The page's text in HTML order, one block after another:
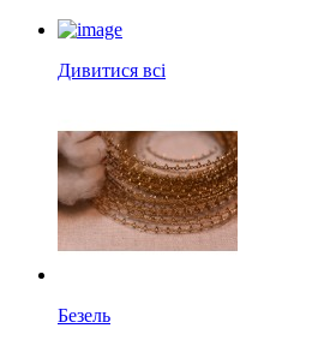
Дивитися всі
Безель